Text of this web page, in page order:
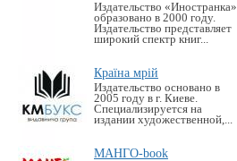
Издательство «Иностранка»
образовано в 2000 году.
Издательство представляет
широкий спектр книг...
Країна мрій
Издательство основано в
2005 году в г. Киеве.
Специализируется на
издании художественной,...
МАНГО-book